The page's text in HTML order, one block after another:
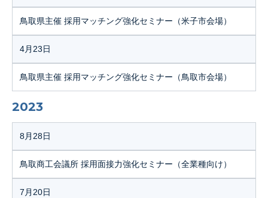
鳥取県主催 採用マッチング強化セミナー（米子市会場）
4月23日
鳥取県主催 採用マッチング強化セミナー（鳥取市会場）
2023
8月28日
鳥取商工会議所 採用面接力強化セミナー（全業種向け）
7月20日